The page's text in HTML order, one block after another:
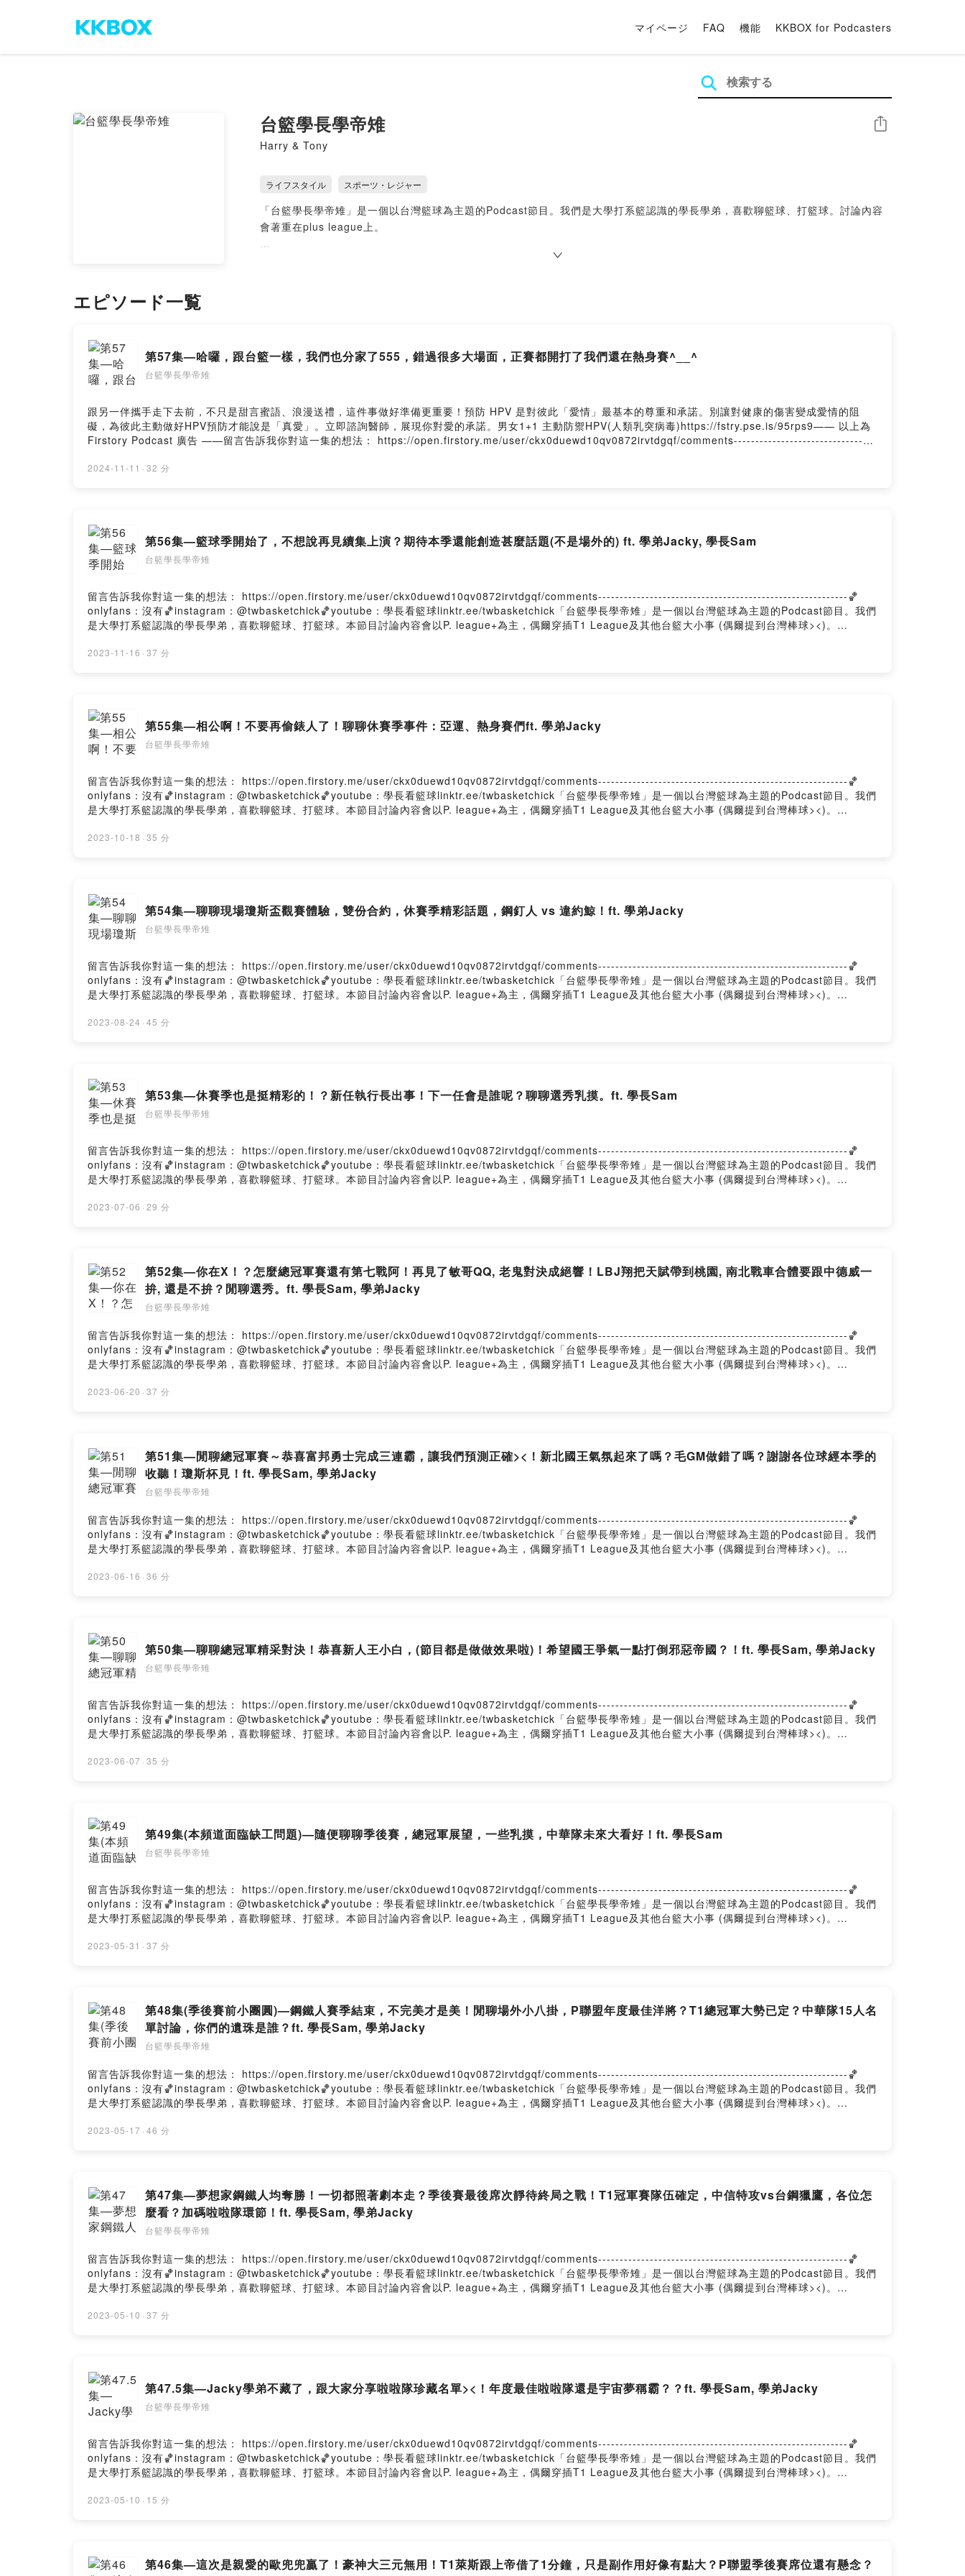
マイページ FAQ 機能 KKBOX for Podcasters
台籃學長學帝雉
Harry & Tony
シェア
ライフスタイル スポーツ・レジャー
「台籃學長學帝雉」是一個以台灣籃球為主題的Podcast節目。我們是大學打系籃認識的學長學弟，喜歡聊籃球、打籃球。討論內容
會著重在plus league上。
創建此節目是希望與更多人一起討論台灣籃球，我們會以幾個小小粉絲的身分來討論台灣職籃的新聞/八卦/賽事內容，並偶爾穿插一些
エピソード一覧
第57集—哈囉，跟台籃一樣，我們也分家了555，錯過很多大場面，正賽都開打了我們還在熱身賽^__^
台籃學長學帝雉
跟另一伴攜手走下去前，不只是甜言蜜語、浪漫送禮，這件事做好準備更重要！預防 HPV 是對彼此「愛情」最基本的尊重和承諾。別讓對健康的傷害變成愛情的阻
礙，為彼此主動做好HPV預防才能說是「真愛」。立即諮詢醫師，展現你對愛的承諾。男女1+1 主動防禦HPV(人類乳突病毒)https://fstry.pse.is/95rps9—— 以上為
Firstory Podcast 廣告 ——留言告訴我你對這一集的想法： https://open.firstory.me/user/ckx0duewd10qv0872irvtdgqf/comments---------------------------------
主題的Podcast節目。我們是大學打系籃認識的學長學弟，喜歡聊籃球、打籃球。本節目討論內容會以P. league+為主，偶爾穿插T1 League及其他台籃大小事 (偶爾
2024-11-11 · 32 分
第56集—籃球季開始了，不想說再見續集上演？期待本季還能創造甚麼話題(不是場外的) ft. 學弟Jacky, 學長Sam
台籃學長學帝雉
留言告訴我你對這一集的想法： https://open.firstory.me/user/ckx0duewd10qv0872irvtdgqf/comments----------------------------------------------------------🏀
onlyfans：沒有🏀instagram：@twbasketchick🏀youtube：學長看籃球linktr.ee/twbasketchick「台籃學長學帝雉」是一個以台灣籃球為主題的Podcast節目。我們
是大學打系籃認識的學長學弟，喜歡聊籃球、打籃球。本節目討論內容會以P. league+為主，偶爾穿插T1 League及其他台籃大小事 (偶爾提到台灣棒球><)。
2023-11-16 · 37 分
第55集—相公啊！不要再偷錶人了！聊聊休賽季事件：亞運、熱身賽們ft. 學弟Jacky
台籃學長學帝雉
留言告訴我你對這一集的想法： https://open.firstory.me/user/ckx0duewd10qv0872irvtdgqf/comments----------------------------------------------------------🏀
onlyfans：沒有🏀instagram：@twbasketchick🏀youtube：學長看籃球linktr.ee/twbasketchick「台籃學長學帝雉」是一個以台灣籃球為主題的Podcast節目。我們
是大學打系籃認識的學長學弟，喜歡聊籃球、打籃球。本節目討論內容會以P. league+為主，偶爾穿插T1 League及其他台籃大小事 (偶爾提到台灣棒球><)。
2023-10-18 · 35 分
第54集—聊聊現場瓊斯盃觀賽體驗，雙份合約，休賽季精彩話題，鋼釘人 vs 違約鯨！ft. 學弟Jacky
台籃學長學帝雉
留言告訴我你對這一集的想法： https://open.firstory.me/user/ckx0duewd10qv0872irvtdgqf/comments----------------------------------------------------------🏀
onlyfans：沒有🏀instagram：@twbasketchick🏀youtube：學長看籃球linktr.ee/twbasketchick「台籃學長學帝雉」是一個以台灣籃球為主題的Podcast節目。我們
是大學打系籃認識的學長學弟，喜歡聊籃球、打籃球。本節目討論內容會以P. league+為主，偶爾穿插T1 League及其他台籃大小事 (偶爾提到台灣棒球><)。
2023-08-24 · 45 分
第53集—休賽季也是挺精彩的！？新任執行長出事！下一任會是誰呢？聊聊選秀乳摸。ft. 學長Sam
台籃學長學帝雉
留言告訴我你對這一集的想法： https://open.firstory.me/user/ckx0duewd10qv0872irvtdgqf/comments----------------------------------------------------------🏀
onlyfans：沒有🏀instagram：@twbasketchick🏀youtube：學長看籃球linktr.ee/twbasketchick「台籃學長學帝雉」是一個以台灣籃球為主題的Podcast節目。我們
是大學打系籃認識的學長學弟，喜歡聊籃球、打籃球。本節目討論內容會以P. league+為主，偶爾穿插T1 League及其他台籃大小事 (偶爾提到台灣棒球><)。
2023-07-06 · 29 分
第52集—你在X！？怎麼總冠軍賽還有第七戰阿！再見了敏哥QQ, 老鬼對決成絕響！LBJ翔把天賦帶到桃園, 南北戰車合體要跟中德威一
拚, 還是不拚？閒聊選秀。ft. 學長Sam, 學弟Jacky
台籃學長學帝雉
留言告訴我你對這一集的想法： https://open.firstory.me/user/ckx0duewd10qv0872irvtdgqf/comments----------------------------------------------------------🏀
onlyfans：沒有🏀instagram：@twbasketchick🏀youtube：學長看籃球linktr.ee/twbasketchick「台籃學長學帝雉」是一個以台灣籃球為主題的Podcast節目。我們
是大學打系籃認識的學長學弟，喜歡聊籃球、打籃球。本節目討論內容會以P. league+為主，偶爾穿插T1 League及其他台籃大小事 (偶爾提到台灣棒球><)。
2023-06-20 · 37 分
第51集—閒聊總冠軍賽～恭喜富邦勇士完成三連霸，讓我們預測正確><！新北國王氣氛起來了嗎？毛GM做錯了嗎？謝謝各位球經本季的
收聽！瓊斯杯見！ft. 學長Sam, 學弟Jacky
台籃學長學帝雉
留言告訴我你對這一集的想法： https://open.firstory.me/user/ckx0duewd10qv0872irvtdgqf/comments----------------------------------------------------------🏀
onlyfans：沒有🏀instagram：@twbasketchick🏀youtube：學長看籃球linktr.ee/twbasketchick「台籃學長學帝雉」是一個以台灣籃球為主題的Podcast節目。我們
是大學打系籃認識的學長學弟，喜歡聊籃球、打籃球。本節目討論內容會以P. league+為主，偶爾穿插T1 League及其他台籃大小事 (偶爾提到台灣棒球><)。
2023-06-16 · 36 分
第50集—聊聊總冠軍精采對決！恭喜新人王小白，(節目都是做做效果啦)！希望國王爭氣一點打倒邪惡帝國？！ft. 學長Sam, 學弟Jacky
台籃學長學帝雉
留言告訴我你對這一集的想法： https://open.firstory.me/user/ckx0duewd10qv0872irvtdgqf/comments----------------------------------------------------------🏀
onlyfans：沒有🏀instagram：@twbasketchick🏀youtube：學長看籃球linktr.ee/twbasketchick「台籃學長學帝雉」是一個以台灣籃球為主題的Podcast節目。我們
是大學打系籃認識的學長學弟，喜歡聊籃球、打籃球。本節目討論內容會以P. league+為主，偶爾穿插T1 League及其他台籃大小事 (偶爾提到台灣棒球><)。
2023-06-07 · 35 分
第49集(本頻道面臨缺工問題)—隨便聊聊季後賽，總冠軍展望，一些乳摸，中華隊未來大看好！ft. 學長Sam
台籃學長學帝雉
留言告訴我你對這一集的想法： https://open.firstory.me/user/ckx0duewd10qv0872irvtdgqf/comments----------------------------------------------------------🏀
onlyfans：沒有🏀instagram：@twbasketchick🏀youtube：學長看籃球linktr.ee/twbasketchick「台籃學長學帝雉」是一個以台灣籃球為主題的Podcast節目。我們
是大學打系籃認識的學長學弟，喜歡聊籃球、打籃球。本節目討論內容會以P. league+為主，偶爾穿插T1 League及其他台籃大小事 (偶爾提到台灣棒球><)。
2023-05-31 · 37 分
第48集(季後賽前小團圓)—鋼鐵人賽季結束，不完美才是美！閒聊場外小八掛，P聯盟年度最佳洋將？T1總冠軍大勢已定？中華隊15人名
單討論，你們的遺珠是誰？ft. 學長Sam, 學弟Jacky
台籃學長學帝雉
留言告訴我你對這一集的想法： https://open.firstory.me/user/ckx0duewd10qv0872irvtdgqf/comments----------------------------------------------------------🏀
onlyfans：沒有🏀instagram：@twbasketchick🏀youtube：學長看籃球linktr.ee/twbasketchick「台籃學長學帝雉」是一個以台灣籃球為主題的Podcast節目。我們
是大學打系籃認識的學長學弟，喜歡聊籃球、打籃球。本節目討論內容會以P. league+為主，偶爾穿插T1 League及其他台籃大小事 (偶爾提到台灣棒球><)。
2023-05-17 · 46 分
第47集—夢想家鋼鐵人均奪勝！一切都照著劇本走？季後賽最後席次靜待終局之戰！T1冠軍賽隊伍確定，中信特攻vs台鋼獵鷹，各位怎
麼看？加碼啦啦隊環節！ft. 學長Sam, 學弟Jacky
台籃學長學帝雉
留言告訴我你對這一集的想法： https://open.firstory.me/user/ckx0duewd10qv0872irvtdgqf/comments----------------------------------------------------------🏀
onlyfans：沒有🏀instagram：@twbasketchick🏀youtube：學長看籃球linktr.ee/twbasketchick「台籃學長學帝雉」是一個以台灣籃球為主題的Podcast節目。我們
是大學打系籃認識的學長學弟，喜歡聊籃球、打籃球。本節目討論內容會以P. league+為主，偶爾穿插T1 League及其他台籃大小事 (偶爾提到台灣棒球><)。
2023-05-10 · 37 分
第47.5集—Jacky學弟不藏了，跟大家分享啦啦隊珍藏名單><！年度最佳啦啦隊還是宇宙夢稱霸？？ft. 學長Sam, 學弟Jacky
台籃學長學帝雉
留言告訴我你對這一集的想法： https://open.firstory.me/user/ckx0duewd10qv0872irvtdgqf/comments----------------------------------------------------------🏀
onlyfans：沒有🏀instagram：@twbasketchick🏀youtube：學長看籃球linktr.ee/twbasketchick「台籃學長學帝雉」是一個以台灣籃球為主題的Podcast節目。我們
是大學打系籃認識的學長學弟，喜歡聊籃球、打籃球。本節目討論內容會以P. league+為主，偶爾穿插T1 League及其他台籃大小事 (偶爾提到台灣棒球><)。
2023-05-10 · 15 分
第46集—這次是親愛的歐兜兜贏了！豪神大三元無用！T1萊斯跟上帝借了1分鐘，只是副作用好像有點大？P聯盟季後賽席位還有懸念？